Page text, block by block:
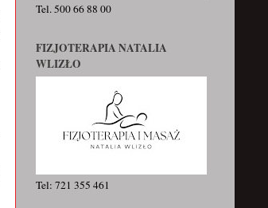
Tel. 500 66 88 00
FIZJOTERAPIA NATALIA
WLIZŁO
Tel: 721 355 461